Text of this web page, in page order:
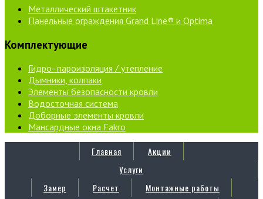
Металлический штакетник
Панельные ограждения Grand Line® и Optima
Комплектующие
Гидро- пароизоляция / утепление
Дымники, колпаки
Элементы безопасности кровли
Водосточная система
Доборные элементы кровли
Мансардные окна Fakro
Главная
Акции
Услуги
Замер
Расчет
Монтажные работы